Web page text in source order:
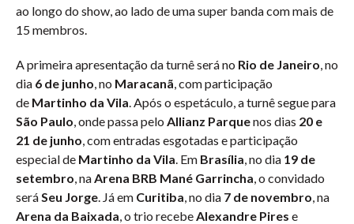
ao longo do show, ao lado de uma super banda com mais de
15 membros.
A primeira apresentação da turnê será no Rio de Janeiro, no
dia 6 de junho, no Maracanã, com participação
de Martinho da Vila. Após o espetáculo, a turnê segue para
São Paulo, onde passa pelo Allianz Parquenos dias 20 e
21 de junho, com entradas esgotadas e participação
especial de Martinho da Vila. Em Brasília, no dia 19 de
setembro, naArena BRB Mané Garrincha, o convidado
seráSeu Jorge. Já em Curitiba, no dia 7 de novembro, na
Arena da Baixada, o trio recebeAlexandre Pires e